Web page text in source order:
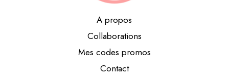
A propos
Collaborations
Mes codes promos
Contact